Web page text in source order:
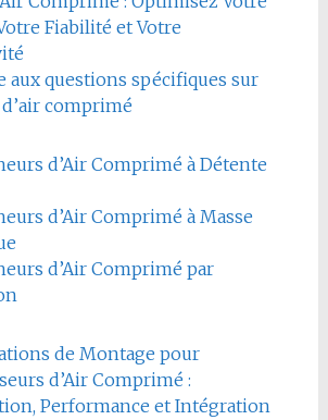
Fiabilité et Votre
aux questions spécifiques sur
comprimé
d’Air Comprimé à Détente
d’Air Comprimé à Masse
d’Air Comprimé par
de Montage pour
d’Air Comprimé :
Performance et Intégration